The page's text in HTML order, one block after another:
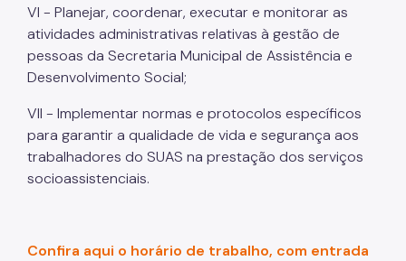
Benefício de Prestação Continuada (BPC)
Relação de Convênios e Parcerias
Legislação
VI - Planejar, coordenar, executar e monitorar as
atividades administrativas relativas à gestão de
pessoas da Secretaria Municipal de Assistência e
Desenvolvimento Social;
VII - Implementar normas e protocolos específicos
para garantir a qualidade de vida e segurança aos
trabalhadores do SUAS na prestação dos serviços
socioassistenciais.
Confira aqui o horário de trabalho, com entrada